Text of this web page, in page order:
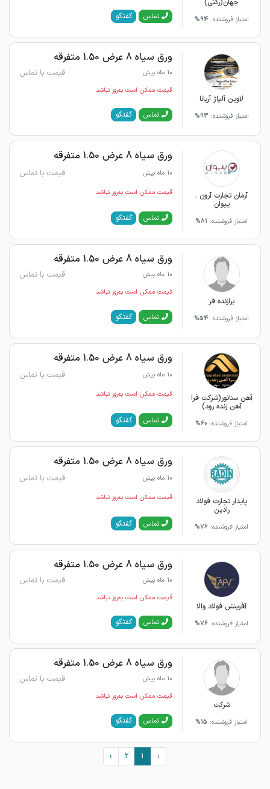
جهان(رکنی)
امتیاز فروشنده:94% تماس گفتگو
لاوین آلیاژ آریانا
امتیاز فروشنده: 93%
ورق سیاه 8 عرض 1.50 متفرقه
10 ماه پیش قیمت با تماس
قیمت ممکن است به‌روز نباشد
تماس گفتگو
آرمان تجارت آرون .
پیوان
امتیاز فروشنده: 81%
ورق سیاه 8 عرض 1.50 متفرقه
10 ماه پیش قیمت با تماس
قیمت ممکن است به‌روز نباشد
تماس گفتگو
برازنده فر
امتیاز فروشنده: 54%
ورق سیاه 8 عرض 1.50 متفرقه
10 ماه پیش قیمت با تماس
قیمت ممکن است به‌روز نباشد
تماس گفتگو
آهن سناتور(شرکت فرا
آهن زنده رود)
امتیاز فروشنده: 60%
ورق سیاه 8 عرض 1.50 متفرقه
10 ماه پیش قیمت با تماس
قیمت ممکن است به‌روز نباشد
تماس گفتگو
پایدار تجارت فولاد
رادین
امتیاز فروشنده: 76%
ورق سیاه 8 عرض 1.50 متفرقه
10 ماه پیش قیمت با تماس
قیمت ممکن است به‌روز نباشد
تماس گفتگو
آفرینش فولاد والا
امتیاز فروشنده: 76%
ورق سیاه 8 عرض 1.50 متفرقه
10 ماه پیش قیمت با تماس
قیمت ممکن است به‌روز نباشد
تماس گفتگو
شرکت
امتیاز فروشنده: 15%
ورق سیاه 8 عرض 1.50 متفرقه
10 ماه پیش قیمت با تماس
قیمت ممکن است به‌روز نباشد
تماس گفتگو
‹
1
2
›